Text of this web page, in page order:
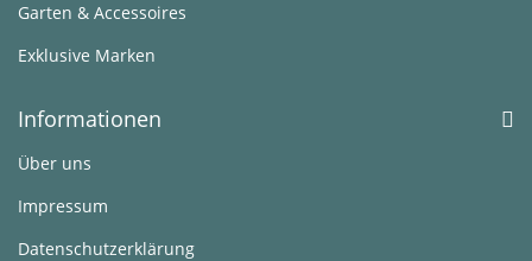
Garten & Accessoires
Exklusive Marken
Informationen
Über uns
Impressum
Datenschutzerklärung